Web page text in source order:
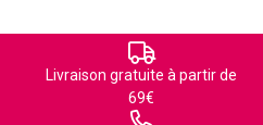
Livraison gratuite à partir de
69€